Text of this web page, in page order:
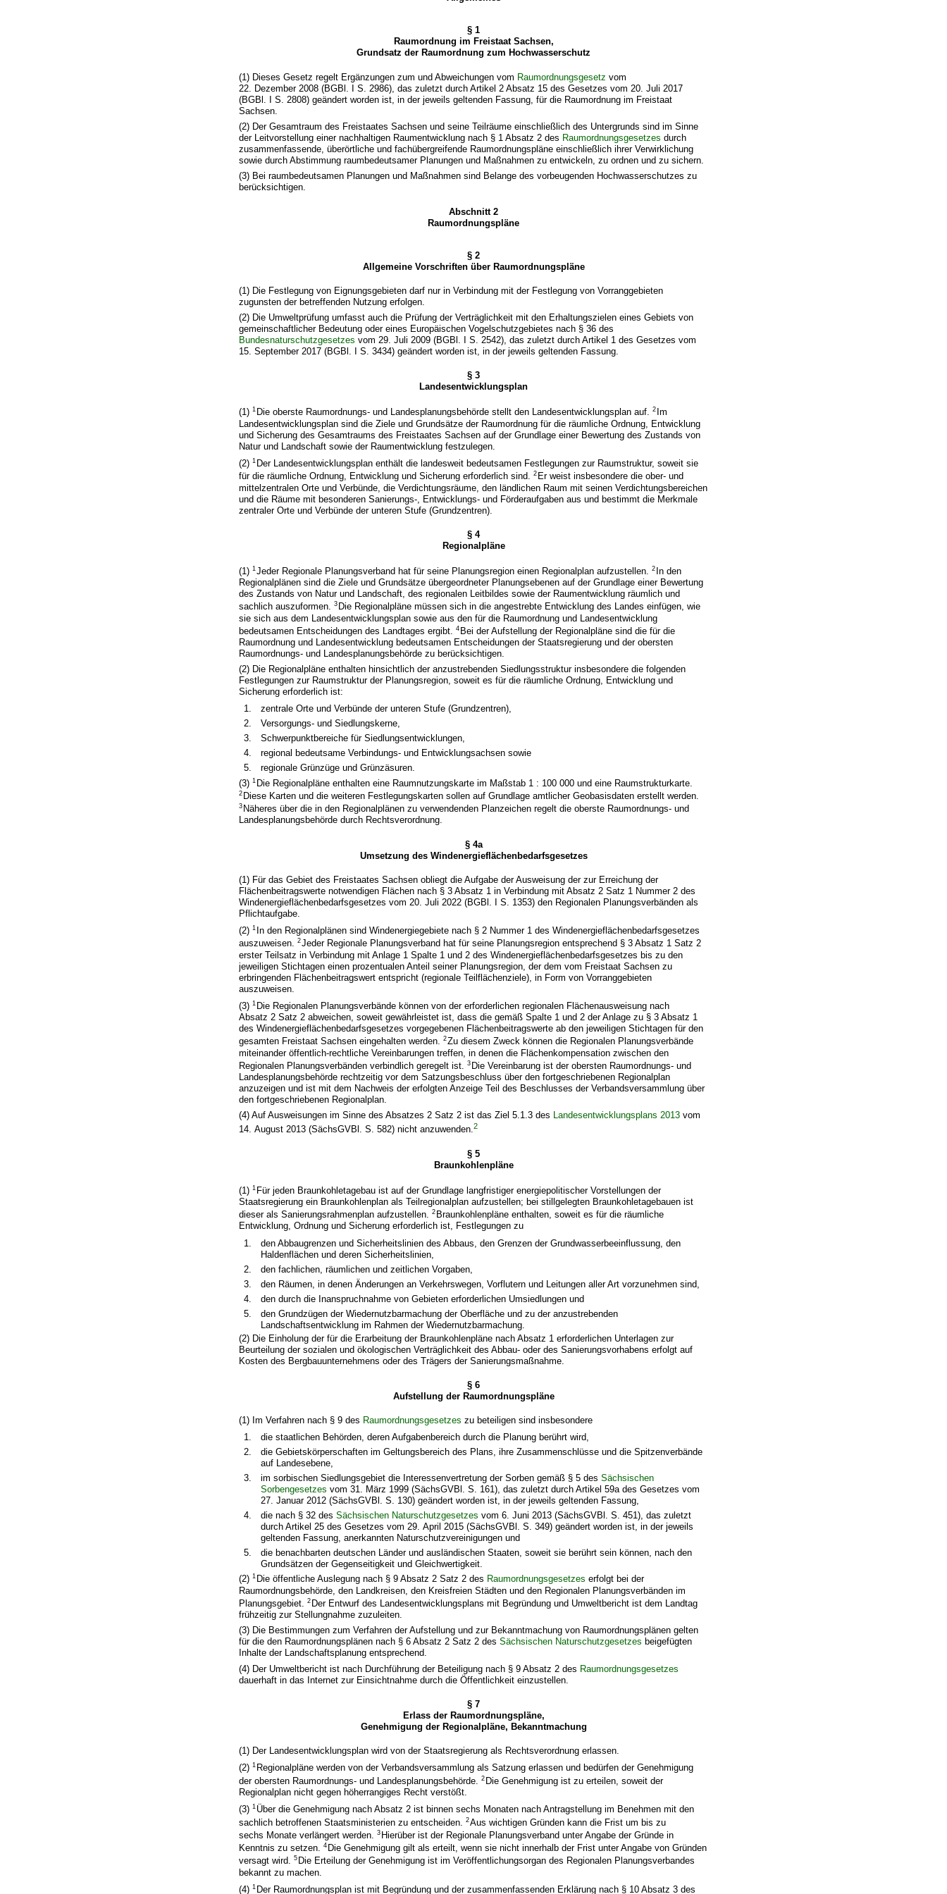
§ 1
Raumordnung im Freistaat Sachsen,
Grundsatz der Raumordnung zum Hochwasserschutz
(1) Dieses Gesetz regelt Ergänzungen zum und Abweichungen vom Raumordnungsgesetz vom
22. Dezember 2008 (BGBl. I S. 2986), das zuletzt durch Artikel 2 Absatz 15 des Gesetzes vom 20. Juli 2017
(BGBl. I S. 2808) geändert worden ist, in der jeweils geltenden Fassung, für die Raumordnung im Freistaat
Sachsen.
(2) Der Gesamtraum des Freistaates Sachsen und seine Teilräume einschließlich des Untergrunds sind im Sinne
der Leitvorstellung einer nachhaltigen Raumentwicklung nach § 1 Absatz 2 des Raumordnungsgesetzes durch
zusammenfassende, überörtliche und fachübergreifende Raumordnungspläne einschließlich ihrer Verwirklichung
sowie durch Abstimmung raumbedeutsamer Planungen und Maßnahmen zu entwickeln, zu ordnen und zu sichern.
(3) Bei raumbedeutsamen Planungen und Maßnahmen sind Belange des vorbeugenden Hochwasserschutzes zu
berücksichtigen.
Abschnitt 2
Raumordnungspläne
§ 2
Allgemeine Vorschriften über Raumordnungspläne
(1) Die Festlegung von Eignungsgebieten darf nur in Verbindung mit der Festlegung von Vorranggebieten
zugunsten der betreffenden Nutzung erfolgen.
(2) Die Umweltprüfung umfasst auch die Prüfung der Verträglichkeit mit den Erhaltungszielen eines Gebiets von
gemeinschaftlicher Bedeutung oder eines Europäischen Vogelschutzgebietes nach § 36 des
Bundesnaturschutzgesetzes vom 29. Juli 2009 (BGBl. I S. 2542), das zuletzt durch Artikel 1 des Gesetzes vom
15. September 2017 (BGBl. I S. 3434) geändert worden ist, in der jeweils geltenden Fassung.
§ 3
Landesentwicklungsplan
(1)1 Die oberste Raumordnungs- und Landesplanungsbehörde stellt den Landesentwicklungsplan auf.2 Im
Landesentwicklungsplan sind die Ziele und Grundsätze der Raumordnung für die räumliche Ordnung, Entwicklung
und Sicherung des Gesamtraums des Freistaates Sachsen auf der Grundlage einer Bewertung des Zustands von
Natur und Landschaft sowie der Raumentwicklung festzulegen.
(2)1 Der Landesentwicklungsplan enthält die landesweit bedeutsamen Festlegungen zur Raumstruktur, soweit sie
für die räumliche Ordnung, Entwicklung und Sicherung erforderlich sind.2 Er weist insbesondere die ober- und
mittelzentralen Orte und Verbünde, die Verdichtungsräume, den ländlichen Raum mit seinen Verdichtungsbereichen
und die Räume mit besonderen Sanierungs-, Entwicklungs- und Förderaufgaben aus und bestimmt die Merkmale
zentraler Orte und Verbünde der unteren Stufe (Grundzentren).
§ 4
Regionalpläne
(1)1 Jeder Regionale Planungsverband hat für seine Planungsregion einen Regionalplan aufzustellen.2 In den
Regionalplänen sind die Ziele und Grundsätze übergeordneter Planungsebenen auf der Grundlage einer Bewertung
des Zustands von Natur und Landschaft, des regionalen Leitbildes sowie der Raumentwicklung räumlich und
sachlich auszuformen.3 Die Regionalpläne müssen sich in die angestrebte Entwicklung des Landes einfügen, wie
sie sich aus dem Landesentwicklungsplan sowie aus den für die Raumordnung und Landesentwicklung
bedeutsamen Entscheidungen des Landtages ergibt.4 Bei der Aufstellung der Regionalpläne sind die für die
Raumordnung und Landesentwicklung bedeutsamen Entscheidungen der Staatsregierung und der obersten
Raumordnungs- und Landesplanungsbehörde zu berücksichtigen.
(2) Die Regionalpläne enthalten hinsichtlich der anzustrebenden Siedlungsstruktur insbesondere die folgenden
Festlegungen zur Raumstruktur der Planungsregion, soweit es für die räumliche Ordnung, Entwicklung und
Sicherung erforderlich ist:
1.
zentrale Orte und Verbünde der unteren Stufe (Grundzentren),
2.
Versorgungs- und Siedlungskerne,
3.
Schwerpunktbereiche für Siedlungsentwicklungen,
4.
regional bedeutsame Verbindungs- und Entwicklungsachsen sowie
5.
regionale Grünzüge und Grünzäsuren.
(3)1 Die Regionalpläne enthalten eine Raumnutzungskarte im Maßstab 1 : 100 000 und eine Raumstrukturkarte.
2 Diese Karten und die weiteren Festlegungskarten sollen auf Grundlage amtlicher Geobasisdaten erstellt werden.
3 Näheres über die in den Regionalplänen zu verwendenden Planzeichen regelt die oberste Raumordnungs- und
Landesplanungsbehörde durch Rechtsverordnung.
§ 4a
Umsetzung des Windenergieflächenbedarfsgesetzes
(1) Für das Gebiet des Freistaates Sachsen obliegt die Aufgabe der Ausweisung der zur Erreichung der
Flächenbeitragswerte notwendigen Flächen nach § 3 Absatz 1 in Verbindung mit Absatz 2 Satz 1 Nummer 2 des
Windenergieflächenbedarfsgesetzes vom 20. Juli 2022 (BGBl. I S. 1353) den Regionalen Planungsverbänden als
Pflichtaufgabe.
(2)1 In den Regionalplänen sind Windenergiegebiete nach § 2 Nummer 1 des Windenergieflächenbedarfsgesetzes
auszuweisen.2Jeder Regionale Planungsverband hat für seine Planungsregion entsprechend § 3 Absatz 1 Satz 2
erster Teilsatz in Verbindung mit Anlage 1 Spalte 1 und 2 des Windenergieflächenbedarfsgesetzes bis zu den
jeweiligen Stichtagen einen prozentualen Anteil seiner Planungsregion, der dem vom Freistaat Sachsen zu
erbringenden Flächenbeitragswert entspricht (regionale Teilflächenziele), in Form von Vorranggebieten
auszuweisen.
(3)1 Die Regionalen Planungsverbände können von der erforderlichen regionalen Flächenausweisung nach
Absatz 2 Satz 2 abweichen, soweit gewährleistet ist, dass die gemäß Spalte 1 und 2 der Anlage zu § 3 Absatz 1
des Windenergieflächenbedarfsgesetzes vorgegebenen Flächenbeitragswerte ab den jeweiligen Stichtagen für den
gesamten Freistaat Sachsen eingehalten werden.2Zu diesem Zweck können die Regionalen Planungsverbände
miteinander öffentlich-rechtliche Vereinbarungen treffen, in denen die Flächenkompensation zwischen den
Regionalen Planungsverbänden verbindlich geregelt ist.3 Die Vereinbarung ist der obersten Raumordnungs- und
Landesplanungsbehörde rechtzeitig vor dem Satzungsbeschluss über den fortgeschriebenen Regionalplan
anzuzeigen und ist mit dem Nachweis der erfolgten Anzeige Teil des Beschlusses der Verbandsversammlung über
den fortgeschriebenen Regionalplan.
(4) Auf Ausweisungen im Sinne des Absatzes 2 Satz 2 ist das Ziel 5.1.3 des Landesentwicklungsplans 2013 vom
14. August 2013 (SächsGVBl. S. 582) nicht anzuwenden.2
§ 5
Braunkohlenpläne
(1)1 Für jeden Braunkohletagebau ist auf der Grundlage langfristiger energiepolitischer Vorstellungen der
Staatsregierung ein Braunkohlenplan als Teilregionalplan aufzustellen; bei stillgelegten Braunkohletagebauen ist
dieser als Sanierungsrahmenplan aufzustellen.2 Braunkohlenpläne enthalten, soweit es für die räumliche
Entwicklung, Ordnung und Sicherung erforderlich ist, Festlegungen zu
1.
den Abbaugrenzen und Sicherheitslinien des Abbaus, den Grenzen der Grundwasserbeeinflussung, den
Haldenflächen und deren Sicherheitslinien,
2.
den fachlichen, räumlichen und zeitlichen Vorgaben,
3.
den Räumen, in denen Änderungen an Verkehrswegen, Vorflutern und Leitungen aller Art vorzunehmen sind,
4.
den durch die Inanspruchnahme von Gebieten erforderlichen Umsiedlungen und
5.
den Grundzügen der Wiedernutzbarmachung der Oberfläche und zu der anzustrebenden
Landschaftsentwicklung im Rahmen der Wiedernutzbarmachung.
(2) Die Einholung der für die Erarbeitung der Braunkohlenpläne nach Absatz 1 erforderlichen Unterlagen zur
Beurteilung der sozialen und ökologischen Verträglichkeit des Abbau- oder des Sanierungsvorhabens erfolgt auf
Kosten des Bergbauunternehmens oder des Trägers der Sanierungsmaßnahme.
§ 6
Aufstellung der Raumordnungspläne
(1) Im Verfahren nach § 9 des Raumordnungsgesetzes zu beteiligen sind insbesondere
1.
die staatlichen Behörden, deren Aufgabenbereich durch die Planung berührt wird,
2.
die Gebietskörperschaften im Geltungsbereich des Plans, ihre Zusammenschlüsse und die Spitzenverbände
auf Landesebene,
3.
im sorbischen Siedlungsgebiet die Interessenvertretung der Sorben gemäß § 5 des Sächsischen
Sorbengesetzes vom 31. März 1999 (SächsGVBl. S. 161), das zuletzt durch Artikel 59a des Gesetzes vom
27. Januar 2012 (SächsGVBl. S. 130) geändert worden ist, in der jeweils geltenden Fassung,
4.
die nach § 32 des Sächsischen Naturschutzgesetzes vom 6. Juni 2013 (SächsGVBl. S. 451), das zuletzt
durch Artikel 25 des Gesetzes vom 29. April 2015 (SächsGVBl. S. 349) geändert worden ist, in der jeweils
geltenden Fassung, anerkannten Naturschutzvereinigungen und
5.
die benachbarten deutschen Länder und ausländischen Staaten, soweit sie berührt sein können, nach den
Grundsätzen der Gegenseitigkeit und Gleichwertigkeit.
(2)1 Die öffentliche Auslegung nach § 9 Absatz 2 Satz 2 des Raumordnungsgesetzes erfolgt bei der
Raumordnungsbehörde, den Landkreisen, den Kreisfreien Städten und den Regionalen Planungsverbänden im
Planungsgebiet.2 Der Entwurf des Landesentwicklungsplans mit Begründung und Umweltbericht ist dem Landtag
frühzeitig zur Stellungnahme zuzuleiten.
(3) Die Bestimmungen zum Verfahren der Aufstellung und zur Bekanntmachung von Raumordnungsplänen gelten
für die den Raumordnungsplänen nach § 6 Absatz 2 Satz 2 desSächsischen Naturschutzgesetzes beigefügten
Inhalte der Landschaftsplanung entsprechend.
(4) Der Umweltbericht ist nach Durchführung der Beteiligung nach § 9 Absatz 2 des Raumordnungsgesetzes
dauerhaft in das Internet zur Einsichtnahme durch die Öffentlichkeit einzustellen.
§ 7
Erlass der Raumordnungspläne,
Genehmigung der Regionalpläne, Bekanntmachung
(1) Der Landesentwicklungsplan wird von der Staatsregierung als Rechtsverordnung erlassen.
(2)1 Regionalpläne werden von der Verbandsversammlung als Satzung erlassen und bedürfen der Genehmigung
der obersten Raumordnungs- und Landesplanungsbehörde.2 Die Genehmigung ist zu erteilen, soweit der
Regionalplan nicht gegen höherrangiges Recht verstößt.
(3)1 Über die Genehmigung nach Absatz 2 ist binnen sechs Monaten nach Antragstellung im Benehmen mit den
sachlich betroffenen Staatsministerien zu entscheiden.2Aus wichtigen Gründen kann die Frist um bis zu
sechs Monate verlängert werden.3 Hierüber ist der Regionale Planungsverband unter Angabe der Gründe in
Kenntnis zu setzen.4 Die Genehmigung gilt als erteilt, wenn sie nicht innerhalb der Frist unter Angabe von Gründen
versagt wird.5 Die Erteilung der Genehmigung ist im Veröffentlichungsorgan des Regionalen Planungsverbandes
bekannt zu machen.
(4)1 Der Raumordnungsplan ist mit Begründung und der zusammenfassenden Erklärung nach § 10 Absatz 3 des